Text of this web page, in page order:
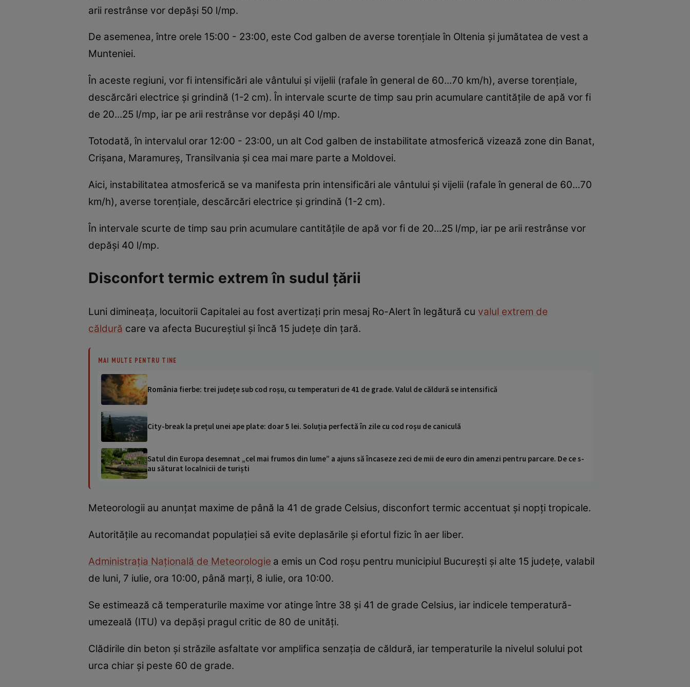
arii restrânse vor depăşi 50 l/mp.
De asemenea, între orele 15:00 - 23:00, este Cod galben de averse torenţiale în Oltenia şi jumătatea de vest a
Munteniei.
În aceste regiuni, vor fi intensificări ale vântului şi vijelii (rafale în general de 60...70 km/h), averse torenţiale,
descărcări electrice şi grindină (1-2 cm). În intervale scurte de timp sau prin acumulare cantităţile de apă vor fi
de 20...25 l/mp, iar pe arii restrânse vor depăşi 40 l/mp.
Totodată, în intervalul orar 12:00 - 23:00, un alt Cod galben de instabilitate atmosferică vizează zone din Banat,
Crişana, Maramureş, Transilvania şi cea mai mare parte a Moldovei.
Aici, instabilitatea atmosferică se va manifesta prin intensificări ale vântului şi vijelii (rafale în general de 60...70
km/h), averse torenţiale, descărcări electrice şi grindină (1-2 cm).
În intervale scurte de timp sau prin acumulare cantităţile de apă vor fi de 20...25 l/mp, iar pe arii restrânse vor
depăşi 40 l/mp.
Disconfort termic extrem în sudul țării
Luni dimineața, locuitorii Capitalei au fost avertizați prin mesaj Ro-Alert în legătură cu valul extrem de
căldură care va afecta Bucureștiul și încă 15 județe din țară.
MAI MULTE PENTRU TINE
România fierbe: trei județe sub cod roșu, cu temperaturi de 41 de grade. Valul de căldură se intensifică
City-break la prețul unei ape plate: doar 5 lei. Soluția perfectă în zile cu cod roșu de caniculă
Satul din Europa desemnat „cel mai frumos din lume” a ajuns să încaseze zeci de mii de euro din amenzi pentru parcare. De ce s-
au săturat localnicii de turiști
Meteorologii au anunțat maxime de până la 41 de grade Celsius, disconfort termic accentuat și nopți tropicale.
Autoritățile au recomandat populației să evite deplasările și efortul fizic în aer liber.
Administrația Națională de Meteorologie a emis un Cod roșu pentru municipiul București și alte 15 județe, valabil
de luni, 7 iulie, ora 10:00, până marți, 8 iulie, ora 10:00.
Se estimează că temperaturile maxime vor atinge între 38 și 41 de grade Celsius, iar indicele temperatură-
umezeală (ITU) va depăși pragul critic de 80 de unități.
Clădirile din beton și străzile asfaltate vor amplifica senzația de căldură, iar temperaturile la nivelul solului pot
urca chiar și peste 60 de grade.